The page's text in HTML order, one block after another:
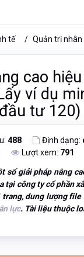
tế Quản trị nhân
cao
ví dụ
tư 120)
488 Định dạng:
Lượt xem: 791
số giải pháp nâng
tại công ty cổ phần
trang, dung lượng file
lực. Tài liệu thuộc